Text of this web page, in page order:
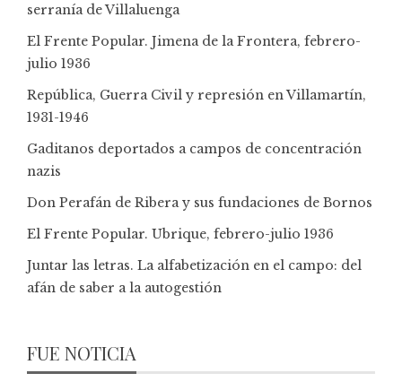
serranía de Villaluenga
El Frente Popular. Jimena de la Frontera, febrero-
julio 1936
República, Guerra Civil y represión en Villamartín,
1931-1946
Gaditanos deportados a campos de concentración
nazis
Don Perafán de Ribera y sus fundaciones de Bornos
El Frente Popular. Ubrique, febrero-julio 1936
Juntar las letras. La alfabetización en el campo: del
afán de saber a la autogestión
FUE NOTICIA